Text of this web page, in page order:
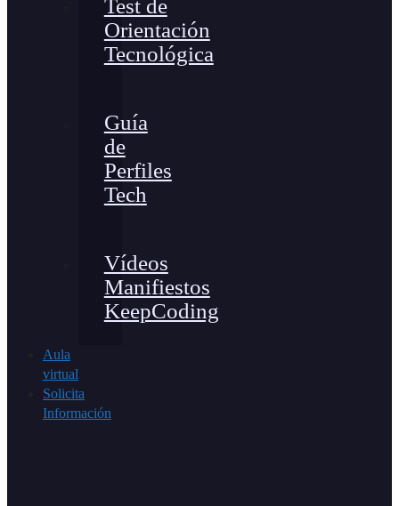
Test de
Orientación
Tecnológica
Guía
de
Perfiles
Tech
Vídeos
Manifiestos
KeepCoding
Aula
virtual
Solicita
Información